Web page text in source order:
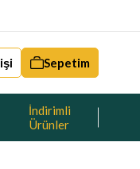
Sepetim
İndirimli
Ürünler